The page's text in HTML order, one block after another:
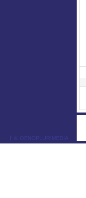
ￂﾮ OENOPLURIMEDIA